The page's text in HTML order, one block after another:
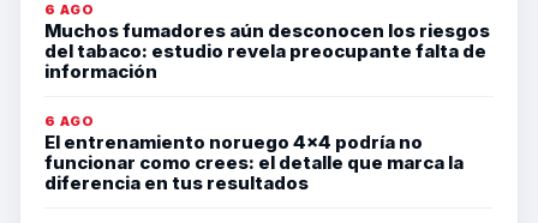
6 AGO
Muchos fumadores aún desconocen los riesgos
del tabaco: estudio revela preocupante falta de
información
6 AGO
El entrenamiento noruego 4×4 podría no
funcionar como crees: el detalle que marca la
diferencia en tus resultados